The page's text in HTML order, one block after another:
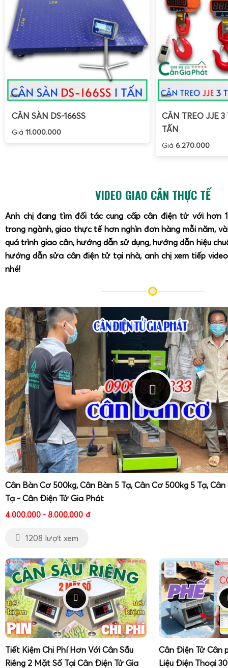
còn là giải pháp toàn diện cho ngành chăn nuôi hiện đại.
đình nhỏ gọn đến hệ thống cân trại nuôi tiên tiến, Gia
dạng và độ chính xác cao nhất. Với thiết kế chống nước,
thông minh và dịch vụ hậu mãi vượt trội, cân heo của Gia
ưu cho những ai mong muốn nâng cao hiệu quả chăn nuôi
HOTLINE 0909.899.833để được tư vấn chuyên sâu và
điểm vượt trội của cân điện tử Gia Phát, anh chị nhé!
CÂN SÀN DS-166SS
Giá 11.000.000
CÂN TREO JJE
TẤN
Giá6.270.000
VIDEO GIAO CÂN THỰC TẾ
Anh chị đang tìm đối tác cung cấp cân điện tử với hơn
trong ngành, giao thực tế hơn nghìn đơn hàng mỗi năm,
quá trình giao cân, hướng dẫn sử dụng, hướng dẫn hiệu
hướng dẫn sửa cân điện tử tại nhà, anh chị xem tiếp
nhé!
Cân Bàn Cơ 500kg, Cân Bàn 5 Tạ, Cân Cơ 500kg 5 Tạ,
Tạ - Cân Điện Tử Gia Phát
4.000.000 - 8.000.000 đ
1208 lượt xem
Tiết Kiệm Chi Phí Hơn Với Cân Sầu
Riêng 2 Mặt Số Tại Cân Điện Tử Gia
Cân Điện Tử Cân
Liệu Điện Thoại